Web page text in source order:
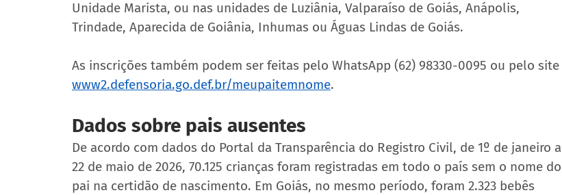
Unidade Marista, ou nas unidades de Luziânia, Valparaíso de Goiás, Anápolis,
Trindade, Aparecida de Goiânia, Inhumas ou Águas Lindas de Goiás.
As inscrições também podem ser feitas pelo WhatsApp (62) 98330-0095 ou pelo site
www2.defensoria.go.def.br/meupaitemnome.
Dados sobre pais ausentes
De acordo com dados do Portal da Transparência do Registro Civil, de 1º de janeiro a
22 de maio de 2026, 70.125 crianças foram registradas em todo o país sem o nome do
pai na certidão de nascimento. Em Goiás, no mesmo período, foram 2.323 bebês